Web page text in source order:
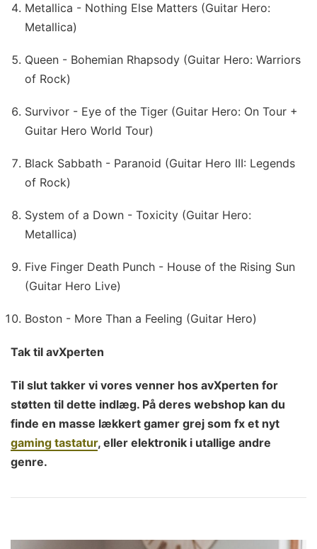
Metallica - Nothing Else Matters (Guitar Hero:
Metallica)
Queen - Bohemian Rhapsody (Guitar Hero: Warriors
of Rock)
Survivor - Eye of the Tiger (Guitar Hero: On Tour +
Guitar Hero World Tour)
Black Sabbath - Paranoid (Guitar Hero III: Legends
of Rock)
System of a Down - Toxicity (Guitar Hero:
Metallica)
Five Finger Death Punch - House of the Rising Sun
(Guitar Hero Live)
Boston - More Than a Feeling (Guitar Hero)
Tak til avXperten
Til slut takker vi vores venner hos avXperten for
støtten til dette indlæg. På deres webshop kan du
finde en masse lækkert gamer grej som fx et nyt
gaming tastatur, eller elektronik i utallige andre
genre.